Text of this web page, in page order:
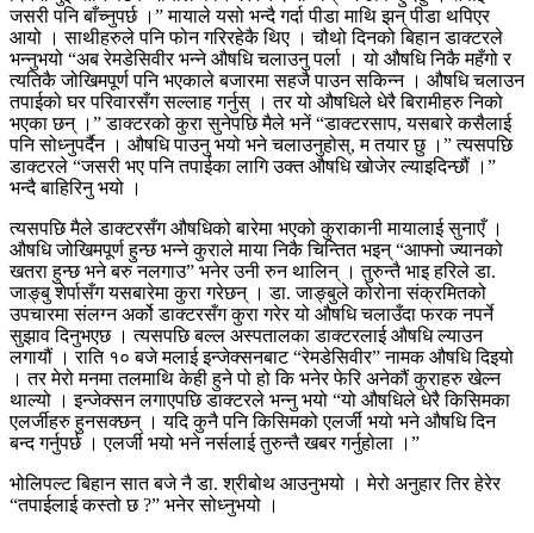
जसरी पनि बाँच्नुपर्छ ।” मायाले यसो भन्दै गर्दा पीडा माथि झन् पीडा थपिएर
आयो । साथीहरुले पनि फोन गरिरहेकै थिए । चौथो दिनको बिहान डाक्टरले
भन्नुभयो “अब रेमडेसिवीर भन्ने औषधि चलाउनु पर्ला । यो औषधि निकै महँगो र
त्यतिकै जोखिमपूर्ण पनि भएकाले बजारमा सहजै पाउन सकिन्न । औषधि चलाउन
तपाईको घर परिवारसँग सल्लाह गर्नुस् । तर यो औषधिले धेरै बिरामीहरु निको
भएका छन् ।” डाक्टरको कुरा सुनेपछि मैले भनें “डाक्टरसाप, यसबारे कसैलाई
पनि सोध्नुपर्दैन । औषधि पाउनु भयो भने चलाउनुहोस्, म तयार छु ।” त्यसपछि
डाक्टरले “जसरी भए पनि तपाईका लागि उक्त औषधि खोजेर ल्याइदिन्छौं ।”
भन्दै बाहिरिनु भयो ।
त्यसपछि मैले डाक्टरसँग औषधिको बारेमा भएको कुराकानी मायालाई सुनाएँ ।
औषधि जोखिमपूर्ण हुन्छ भन्ने कुराले माया निकै चिन्तित भइन् “आफ्नो ज्यानको
खतरा हुन्छ भने बरु नलगाउ” भनेर उनी रुन थालिन् । तुरुन्तै भाइ हरिले डा.
जाङ्बु शेर्पासँग यसबारेमा कुरा गरेछन् । डा. जाङ्बुले कोरोना संक्रमितको
उपचारमा संलग्न अर्को डाक्टरसँग कुरा गरेर यो औषधि चलाउँदा फरक नपर्ने
सुझाव दिनुभएछ । त्यसपछि बल्ल अस्पतालका डाक्टरलाई औषधि ल्याउन
लगायौं । राति १० बजे मलाई इन्जेक्सनबाट “रेमडेसिवीर” नामक औषधि दिइयो
। तर मेरो मनमा तलमाथि केही हुने पो हो कि भनेर फेरि अनेकौं कुराहरु खेल्न
थाल्यो । इन्जेक्सन लगाएपछि डाक्टरले भन्नु भयो “यो औषधिले धेरै किसिमका
एलर्जीहरु हुनसक्छन् । यदि कुनै पनि किसिमको एलर्जी भयो भने औषधि दिन
बन्द गर्नुपर्छ । एलर्जी भयो भने नर्सलाई तुरुन्तै खबर गर्नुहोला ।”
भोलिपल्ट बिहान सात बजे नै डा. श्रीबोथ आउनुभयो । मेरो अनुहार तिर हेरेर
“तपाईलाई कस्तो छ ?” भनेर सोध्नुभयो ।